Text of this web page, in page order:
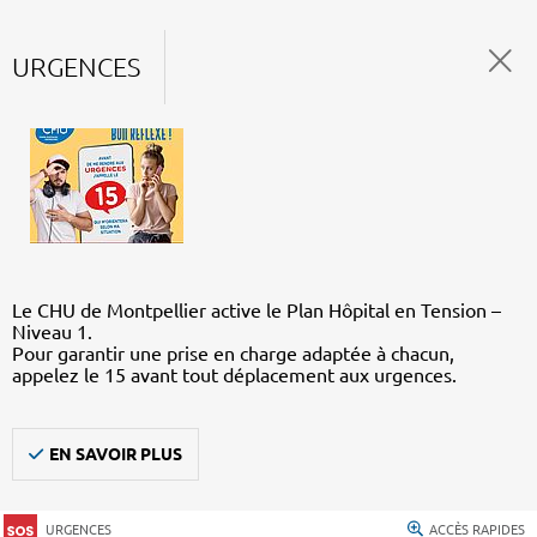
URGENCES
Le CHU de Montpellier active le Plan Hôpital en Tension –
Niveau 1.
Pour garantir une prise en charge adaptée à chacun,
appelez le 15 avant tout déplacement aux urgences.
EN SAVOIR PLUS
URGENCES ACCÈS RAPIDES